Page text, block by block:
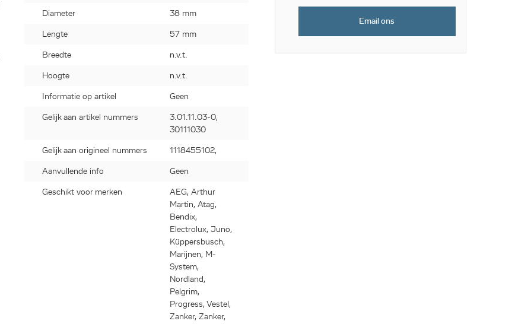
Diameter 38 mm
Lengte 57 mm
Breedte n.v.t.
Hoogte n.v.t.
Informatie op artikel Geen
Gelijk aan artikel nummers
3.01.11.03-0,
30111030
Gelijk aan origineel nummers 1118455102,
Aanvullende info Geen
Geschikt voor merken
AEG, Arthur
Martin, Atag,
Bendix,
Electrolux, Juno,
Küppersbusch,
Marijnen, M-
System,
Nordland,
Pelgrim,
Progress, Vestel,
Zanker, Zanker,
Email ons